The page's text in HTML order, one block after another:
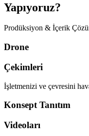
Yapıyoruz?
Prodüksiyon & İçerik
Drone
Çekimleri
İşletmenizi ve çevresini
Konsept Tanıtım
Videoları